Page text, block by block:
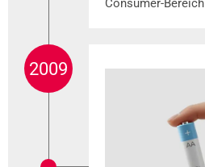
Consumer-Bereich
2009